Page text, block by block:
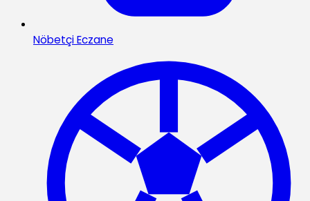
Nöbetçi Eczane